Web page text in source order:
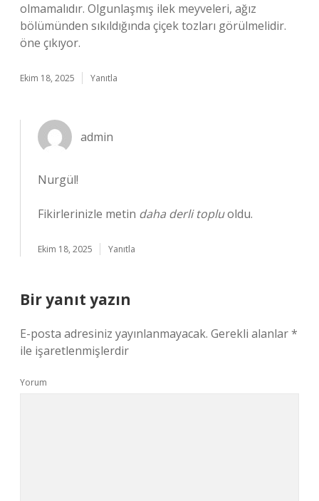
olmamalıdır. Olgunlaşmış ilek meyveleri, ağız
bölümünden sıkıldığında çiçek tozları görülmelidir.
öne çıkıyor.
Ekim 18, 2025 Yanıtla
admin
Nurgül!
Fikirlerinizle metin daha derli topluoldu.
Ekim 18, 2025 Yanıtla
Bir yanıt yazın
E-posta adresiniz yayınlanmayacak. Gerekli alanlar*
ile işaretlenmişlerdir
Yorum